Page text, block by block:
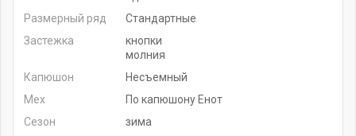
Размерный ряд
Стандартные
Застежка
кнопки
молния
Капюшон
Несъемный
Мех
По капюшону Енот
Сезон
зима